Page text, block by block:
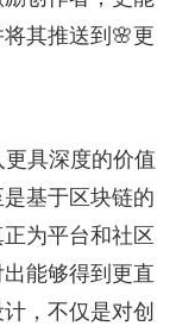
其推送到🌸更
具深度的价值
基于区块链的
为平台和社区
能够得到更直
，不仅是对创